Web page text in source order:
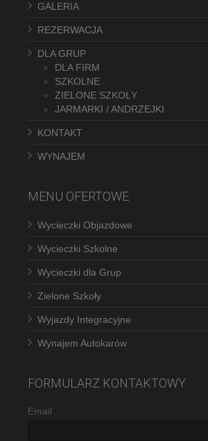
GALERIA
REZERWACJA
DLA GRUP
DLA FIRM
SZKOLNE
ZIELONE SZKOŁY
JARMARKI / ANDRZEJKI
KONTAKT
WYNAJEM
MENU OFERTOWE
Wycieczki Objazdowe
Wycieczki Szkolne
Wycieczki dla Grup
Zielone Szkoły
Wyjazdy Integracyjne
Wynajem Autokarów
FORMULARZ KONTAKTOWY
Email